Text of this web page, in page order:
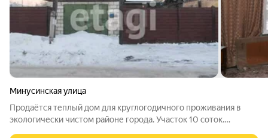
Минусинская улица
Продаётся теплый дом для круглогодичного проживания в
экологически чистом районе города. Участок 10 соток.